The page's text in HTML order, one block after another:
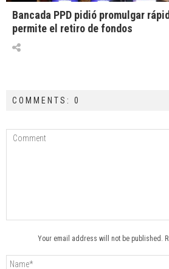
Bancada PPD pidió promulgar
permite el retiro de fondos
COMMENTS: 0
Your email address will not be published.